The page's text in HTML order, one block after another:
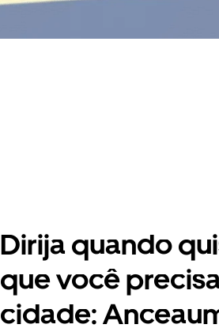
Dirija quando
que você
cidade: